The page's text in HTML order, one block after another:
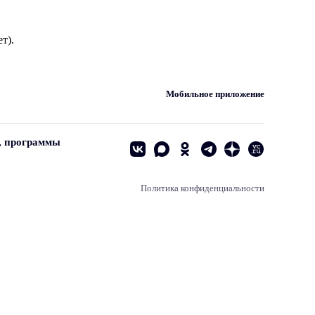
Мобильное приложение
программы
Политика конфиденциальности